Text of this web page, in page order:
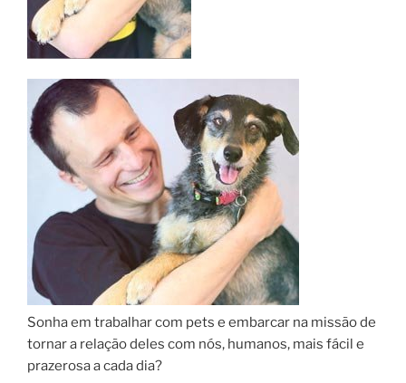
Sonha em trabalhar com pets e embarcar na missão de
tornar a relação deles com nós, humanos, mais fácil e
prazerosa a cada dia?